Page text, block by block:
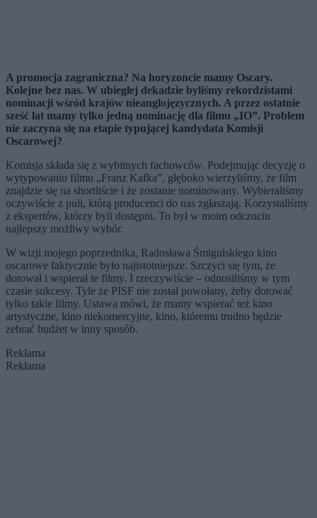
A promocja zagraniczna? Na horyzoncie mamy Oscary.
Kolejne bez nas. W ubiegłej dekadzie byliśmy rekordzistami
nominacji wśród krajów nieanglojęzycznych. A przez ostatnie
sześć lat mamy tylko jedną nominację dla filmu „IO”. Problem
nie zaczyna się na etapie typującej kandydata Komisji
Oscarowej?
Komisja składa się z wybitnych fachowców. Podejmując decyzję o
wytypowaniu filmu „Franz Kafka”, głęboko wierzyliśmy, że film
znajdzie się na shortliście i że zostanie nominowany. Wybieraliśmy
oczywiście z puli, którą producenci do nas zgłaszają. Korzystaliśmy
z ekspertów, którzy byli dostępni. To był w moim odczuciu
najlepszy możliwy wybór.
W wizji mojego poprzednika, Radosława Śmigulskiego kino
oscarowe faktycznie było najistotniejsze. Szczyci się tym, że
dotował i wspierał te filmy. I rzeczywiście – odnosiliśmy w tym
czasie sukcesy. Tyle że PISF nie został powołany, żeby dotować
tylko takie filmy. Ustawa mówi, że mamy wspierać też kino
artystyczne, kino niekomercyjne, kino, któremu trudno będzie
zebrać budżet w inny sposób.
Reklama
Reklama